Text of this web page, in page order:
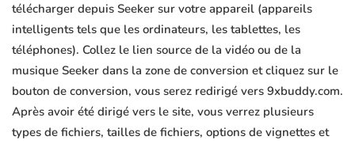
télécharger depuis Seeker sur votre appareil (appareils
intelligents tels que les ordinateurs, les tablettes, les
téléphones). Collez le lien source de la vidéo ou de la
musique Seeker dans la zone de conversion et cliquez sur le
bouton de conversion, vous serez redirigé vers 9xbuddy.com.
Après avoir été dirigé vers le site, vous verrez plusieurs
types de fichiers, tailles de fichiers, options de vignettes et